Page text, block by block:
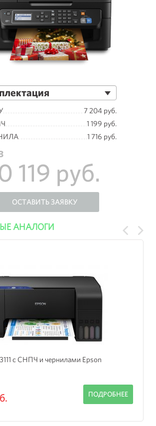
7 204 руб.
1 199 руб.
1 716 руб.
119 руб.
ОСТАВИТЬ ЗАЯВКУ
АНАЛОГИ
с СНПЧ и чернилами Epson
ПОДРОБНЕЕ